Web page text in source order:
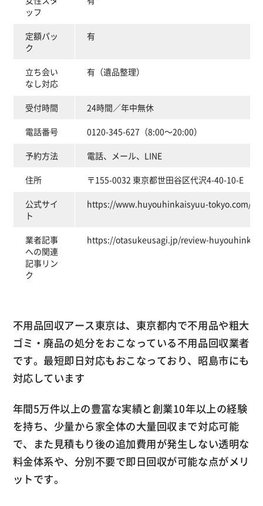
ッフ
定額パッ
ク
有
立ち会い
なし対応
有（遺品整理）
受付時間 24時間／年中無休
電話番号 0120-345-627（8:00～20:00）
予約方法 電話、メール、LINE
住所 〒155-0032 東京都世田谷区代沢4-40-10-E
公式サイ
ト
https://www.huyouhinkaisyuu-tokyo.com/
業者記事
への関連
記事リン
ク
https://otasukeusagi.jp/review-
不用品回収アース東京は、東京都内で不用品や粗大
ゴミ・廃品の処分をおこなっている不用品回収業者
です。最短即日対応もおこなっており、昭島市にも
対応しています
年間5万件以上の豊富な実績と創業10年以上の経験
を持ち、少量から家全体の大量回収まで対応可能
で、また見積もり後の追加費用が発生しない透明な
料金体系や、分別不要で即日回収が可能な点がメリ
ットです。